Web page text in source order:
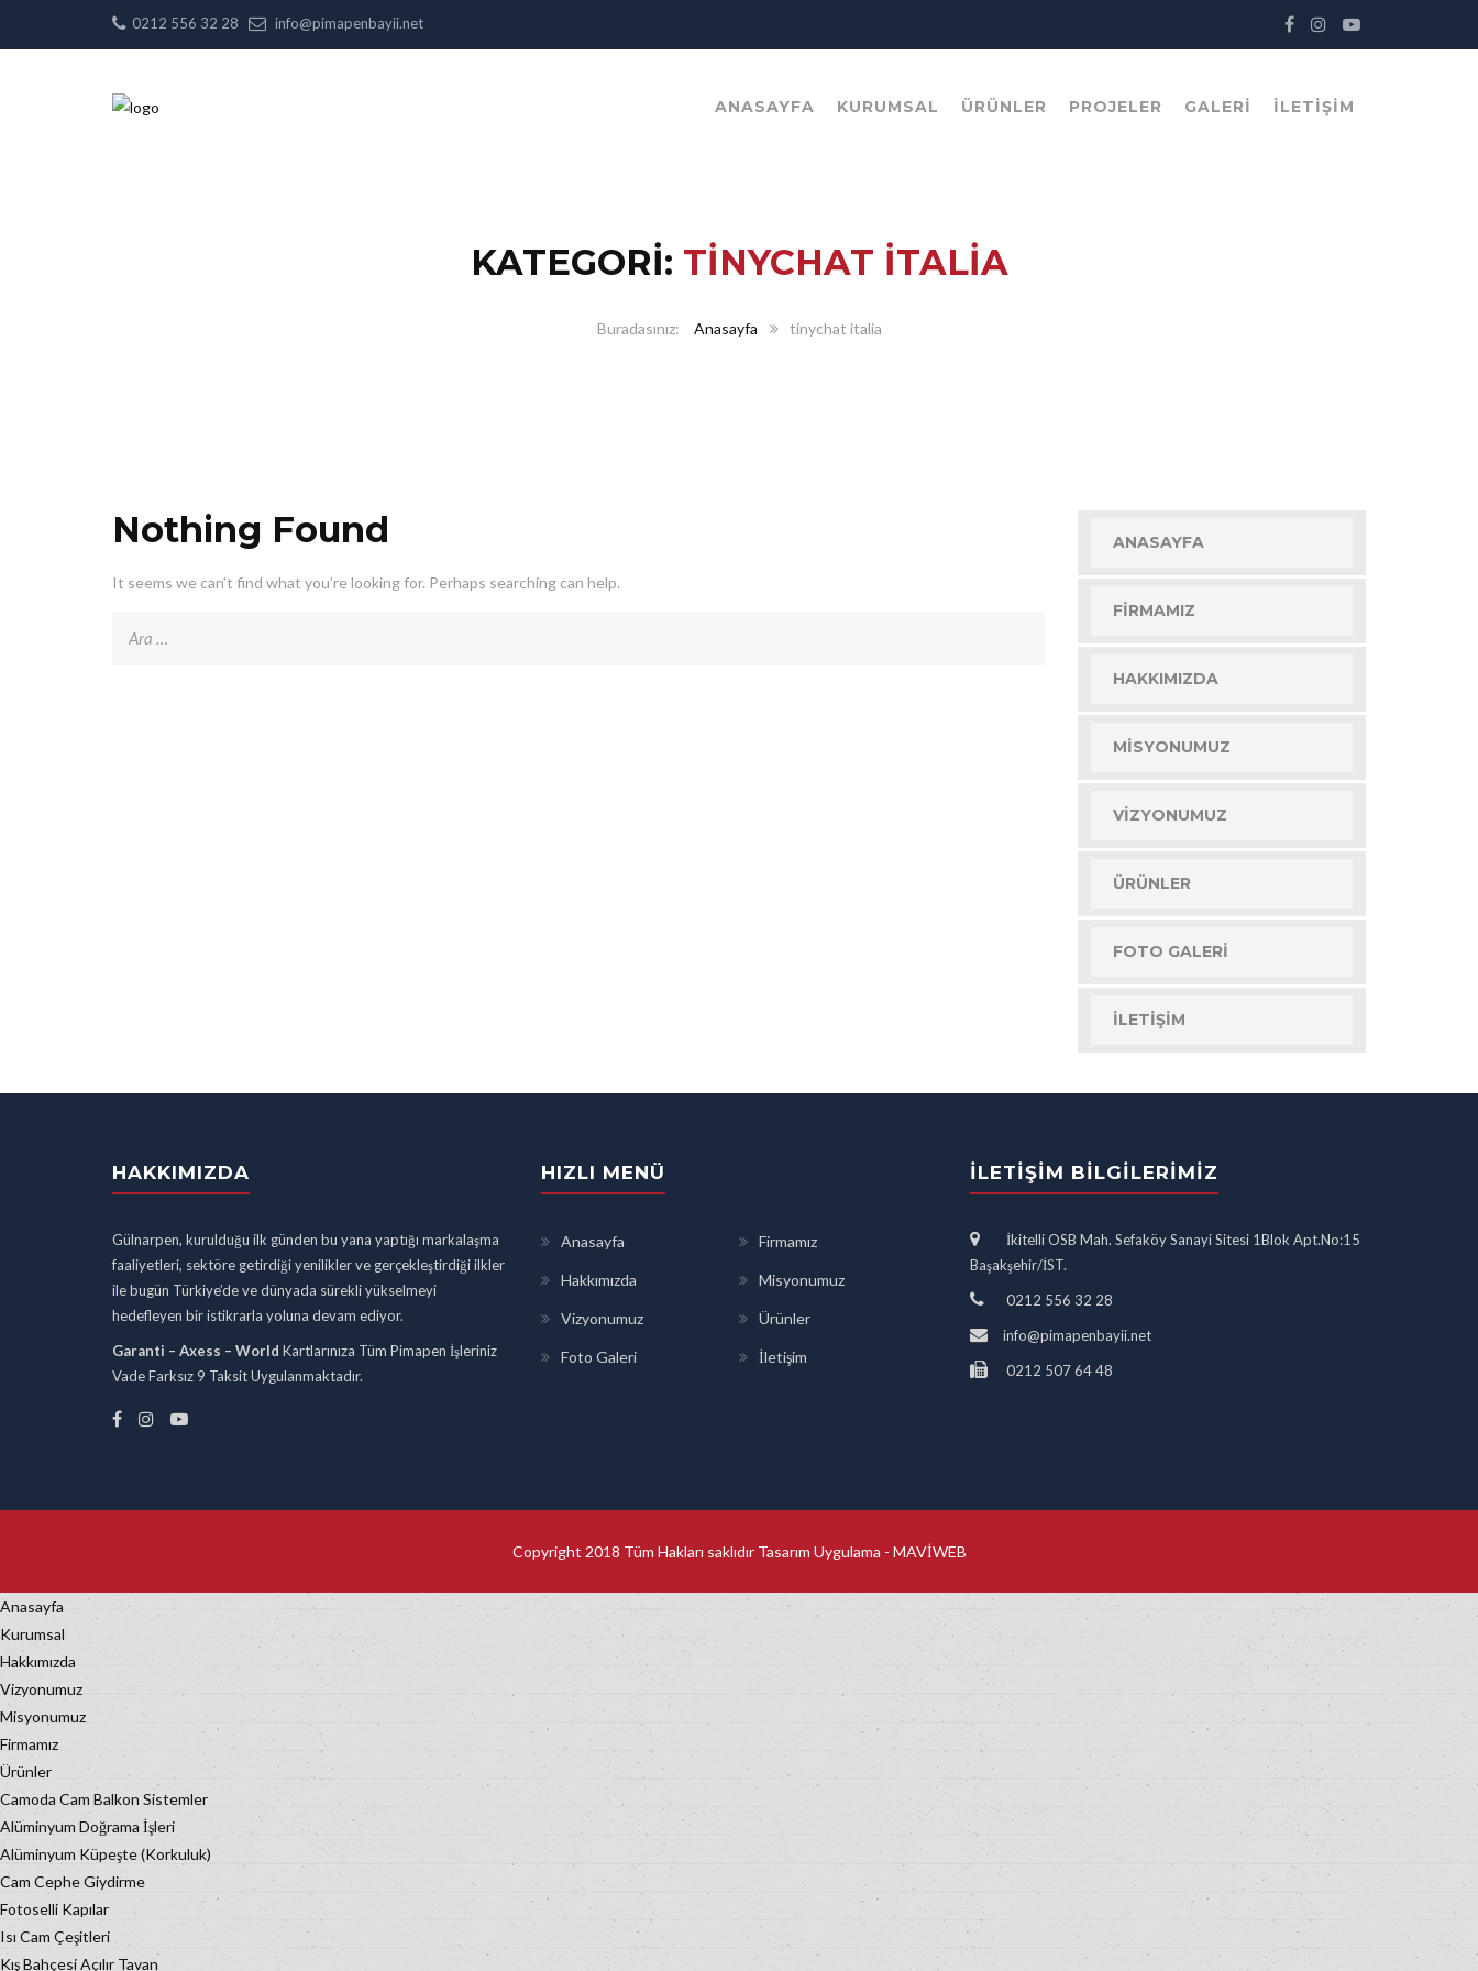
0212 556 32 28 info@pimapenbayii.net
ANASAYFA KURUMSAL ÜRÜNLER PROJELER GALERI İLETIŞIM
KATEGORI: TINYCHAT ITALIA
Anasayfa tinychat italia
Nothing Found
It seems we can’t find what you’re looking for. Perhaps searching can help.
ANASAYFA
FIRMAMIZ
HAKKIMIZDA
MISYONUMUZ
VIZYONUMUZ
ÜRÜNLER
FOTO GALERI
İLETIŞIM
HAKKIMIZDA
Gülnarpen, kurulduğu ilk günden bu yana yaptığı markalaşma
faaliyetleri, sektöre getirdiği yenilikler ve gerçekleştirdiği ilkler
ile bugün Türkiye’de ve dünyada sürekli yükselmeyi
hedefleyen bir istikrarla yoluna devam ediyor.
Garanti – Axess – World Kartlarınıza Tüm Pimapen İşleriniz
Vade Farksız 9 Taksit Uygulanmaktadır.
HIZLI MENÜ
Anasayfa Firmamız
Hakkımızda Misyonumuz
Vizyonumuz Ürünler
Foto Galeri İletişim
İLETIŞIM BILGILERIMIZ
İkitelli OSB Mah. Sefaköy Sanayi Sitesi 1Blok Apt.No:15
Başakşehir/İST.
0212 556 32 28
info@pimapenbayii.net
0212 507 64 48
Copyright 2018 Tüm Hakları saklıdır Tasarım Uygulama - MAVİWEB
Anasayfa
Kurumsal
Hakkımızda
Vizyonumuz
Misyonumuz
Firmamız
Ürünler
Camoda Cam Balkon Sistemler
Alüminyum Doğrama İşleri
Alüminyum Küpeşte (Korkuluk)
Cam Cephe Giydirme
Fotoselli Kapılar
Isı Cam Çeşitleri
Kış Bahçesi Açılır Tavan